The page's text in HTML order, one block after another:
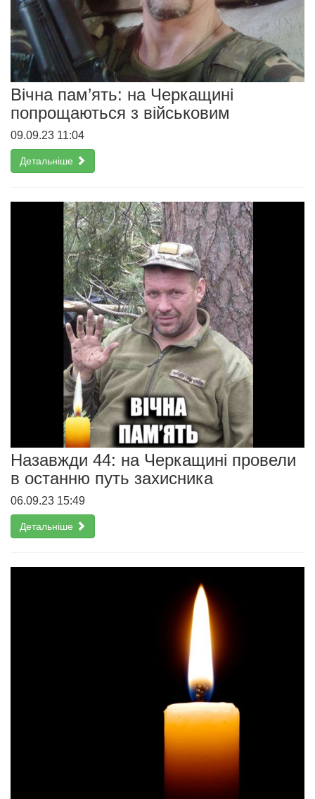
Вічна пам’ять: на Черкащині
попрощаються з військовим
09.09.23 11:04
Детальніше
Назавжди 44: на Черкащині провели
в останню путь захисника
06.09.23 15:49
Детальніше